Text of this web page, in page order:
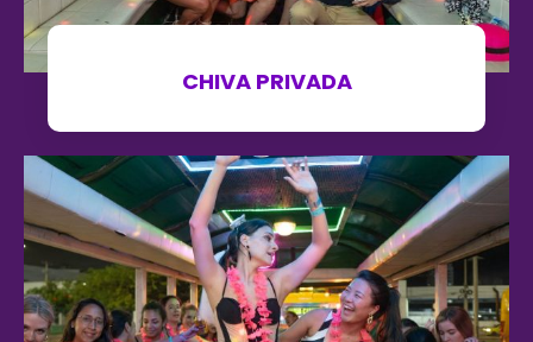
CHIVA PRIVADA